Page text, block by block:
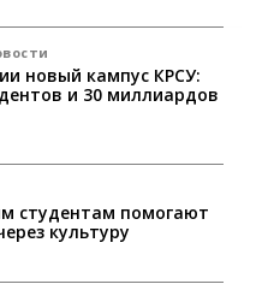
новый кампус КРСУ:
и 30 миллиардов
студентам помогают
культуру